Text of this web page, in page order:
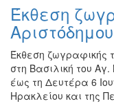
Εκθέσεις
Εκδηλώσεις
για
Παιδιά
Άλλες
Εκδηλώσεις
Έκθεση
Αριστόδημου
Έκθεση ζωγραφικής
στη Βασιλική του
έως τη Δευτέρα 6
Ηρακλείου και της